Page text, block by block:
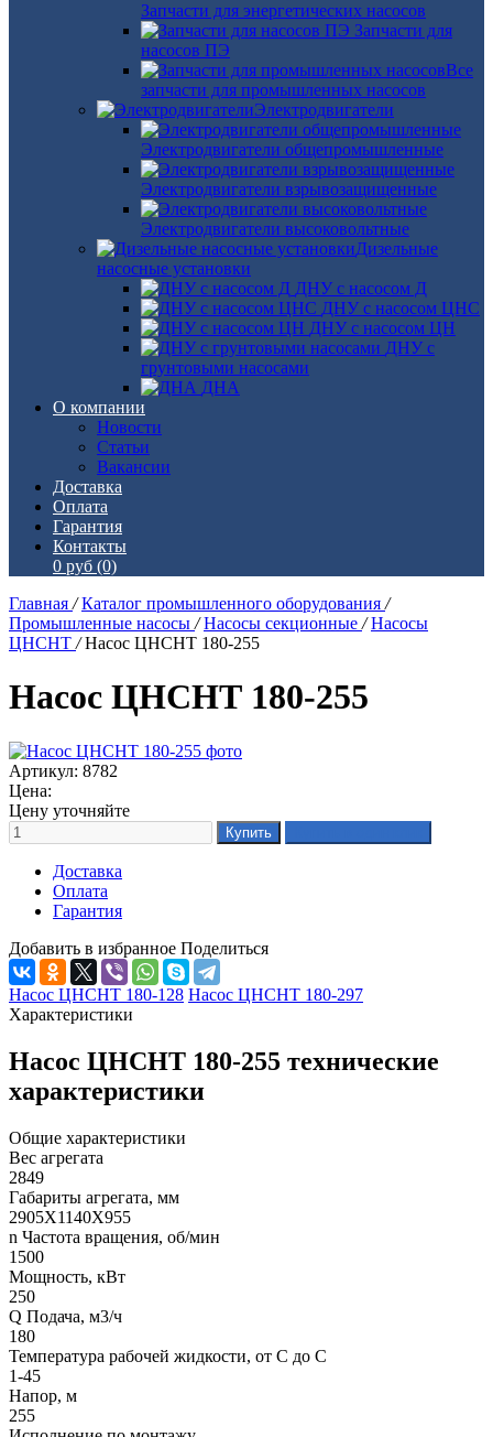
Запчасти для энергетических насосов
Запчасти для
насосов ПЭ
Все
запчасти для промышленных насосов
Электродвигатели
Электродвигатели общепромышленные
Электродвигатели взрывозащищенные
Электродвигатели высоковольтные
Дизельные
насосные установки
ДНУ с насосом Д
ДНУ с насосом ЦНС
ДНУ с насосом ЦН
ДНУ с
грунтовыми насосами
ДНА
О компании
Новости
Статьи
Вакансии
Доставка
Оплата
Гарантия
Контакты
0 руб (0)
Главная / Каталог промышленного оборудования /
Промышленные насосы / Насосы секционные / Насосы
ЦНСНТ / Насос ЦНСНТ 180-255
Насос ЦНСНТ 180-255
Артикул: 8782
Цена:
Цену уточняйте
Доставка
Оплата
Гарантия
Добавить в избранное Поделиться
Насос ЦНСНТ 180-128 Насос ЦНСНТ 180-297
Характеристики
Насос ЦНСНТ 180-255 технические
характеристики
Общие характеристики
Вес агрегата
2849
Габариты агрегата, мм
2905Х1140Х955
n Частота вращения, об/мин
1500
Мощность, кВт
250
Q Подача, м3/ч
180
Температура рабочей жидкости, от С до С
1-45
Напор, м
255